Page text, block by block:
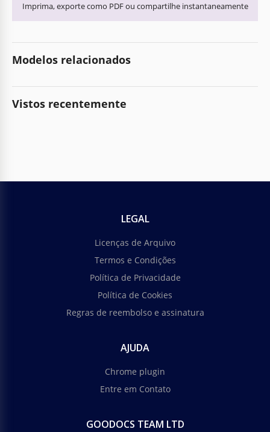
Imprima, exporte como PDF ou compartilhe instantaneamente
Modelos relacionados
Vistos recentemente
LEGAL
Licenças de Arquivo
Termos e Condições
Política de Privacidade
Política de Cookies
Regras de reembolso e assinatura
AJUDA
Chrome plugin
Entre em Contato
GOODOCS TEAM LTD